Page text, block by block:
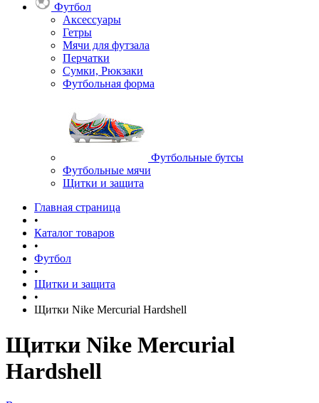
Футбол
Аксессуары
Гетры
Мячи для футзала
Перчатки
Сумки, Рюкзаки
Футбольная форма
Футбольные бутсы
Футбольные мячи
Щитки и защита
Главная страница
•
Каталог товаров
•
Футбол
•
Щитки и защита
•
Щитки Nike Mercurial Hardshell
Щитки Nike Mercurial
Hardshell